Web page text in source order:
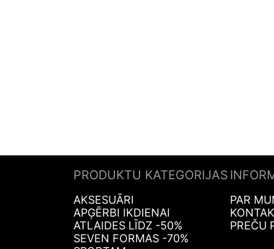
PRODUKTU KATEGORIJAS
AKSESUĀRI
APĢĒRBI IKDIENAI
ATLAIDES LĪDZ -50%
SEVEN FORMAS -70%
PAR
PREČU